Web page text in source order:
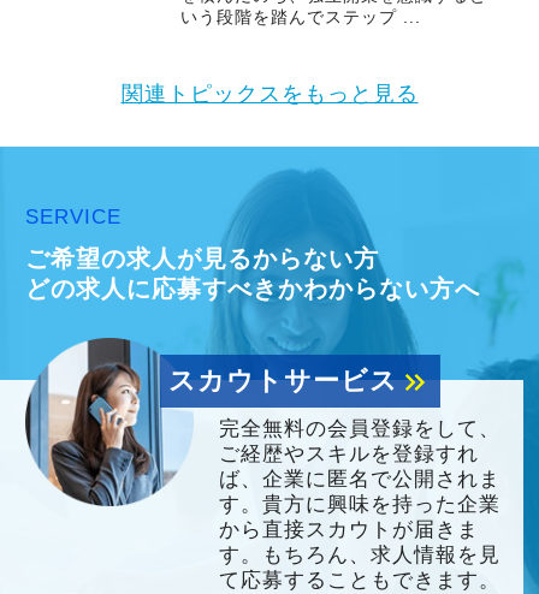
いう段階を踏んでステップ ...
関連トピックスをもっと見る
SERVICE
ご希望の求人が見るからない方
どの求人に応募すべきかわからない方へ
スカウトサービスkeyboard_double_arrow_right
完全無料の会員登録をして、
ご経歴やスキルを登録すれ
ば、企業に匿名で公開されま
す。貴方に興味を持った企業
から直接スカウトが届きま
す。もちろん、求人情報を見
て応募することもできます。